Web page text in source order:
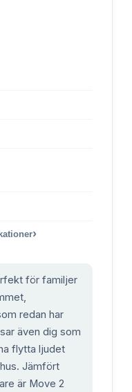
›
för familjer
redan har
även dig som
flytta ljudet
Jämfört
är Move 2